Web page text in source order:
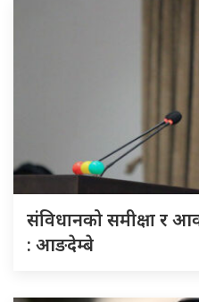
संविधानको समीक्षा र
: आङदेम्बे